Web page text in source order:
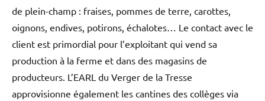
de plein-champ : fraises, pommes de terre, carottes,
oignons, endives, potirons, échalotes… Le contact avec le
client est primordial pour l’exploitant qui vend sa
production à la ferme et dans des magasins de
producteurs. L’EARL du Verger de la Tresse
approvisionne également les cantines des collèges via